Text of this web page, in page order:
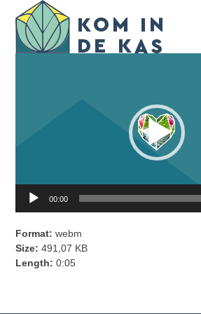
content
Open
mobile
menu
Close
mobile
menu
00:00
Format:webm
Size:491,07 KB
Length:0:05